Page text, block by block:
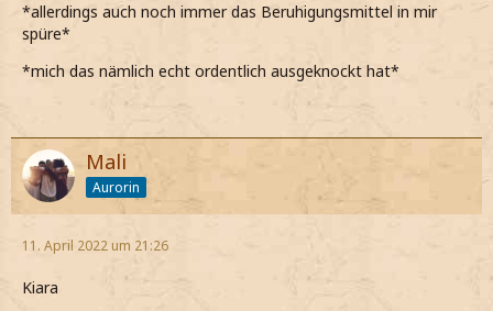
*allerdings auch noch immer das Beruhigungsmittel in mir
spüre*
*mich das nämlich echt ordentlich ausgeknockt hat*
Mali
Aurorin
11. April 2022 um 21:26
Kiara